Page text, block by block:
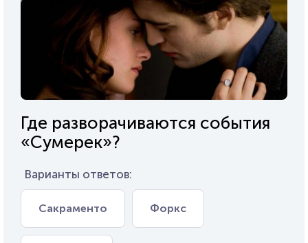
Где разворачиваются события
«Сумерек»?
Варианты ответов:
Сакраменто Форкс